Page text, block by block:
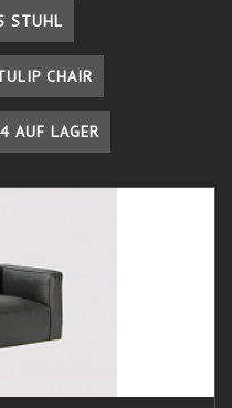
STUHL
CHAIR
AUF LAGER